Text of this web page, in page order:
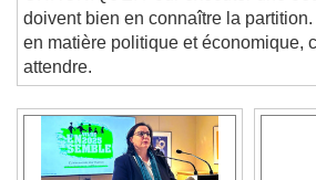
CHRONIQUE. Pour exécuter une
doivent bien en connaître la
en matière politique et économique,
attendre.